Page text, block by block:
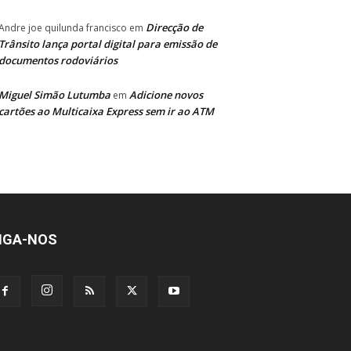
joe quilunda francisco em Direcção de
lança portal digital para emissão de
rodoviários
Simão Lutumba em Adicione novos
ao Multicaixa Express sem ir ao ATM
NOS